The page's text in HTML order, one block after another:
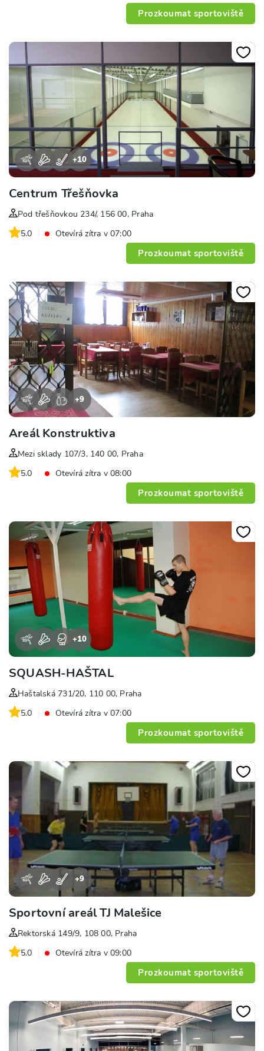
Prozkoumat sportoviště
+10
Centrum Třešňovka
Pod třešňovkou 234/, 156 00, Praha
5.0
Otevírá zítra v 07:00
Prozkoumat sportoviště
+9
Areál Konstruktiva
Mezi sklady 107/3, 140 00, Praha
5.0
Otevírá zítra v 08:00
Prozkoumat sportoviště
+10
SQUASH-HAŠTAL
Haštalská 731/20, 110 00, Praha
5.0
Otevírá zítra v 07:00
Prozkoumat sportoviště
+9
Sportovní areál TJ Malešice
Rektorská 149/9, 108 00, Praha
5.0
Otevírá zítra v 09:00
Prozkoumat sportoviště